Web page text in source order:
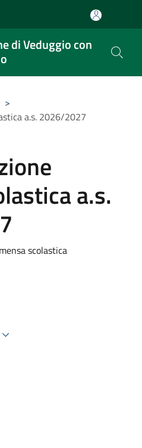
di Veduggio con
>
a.s. 2026/2027
a.s.
scolastica